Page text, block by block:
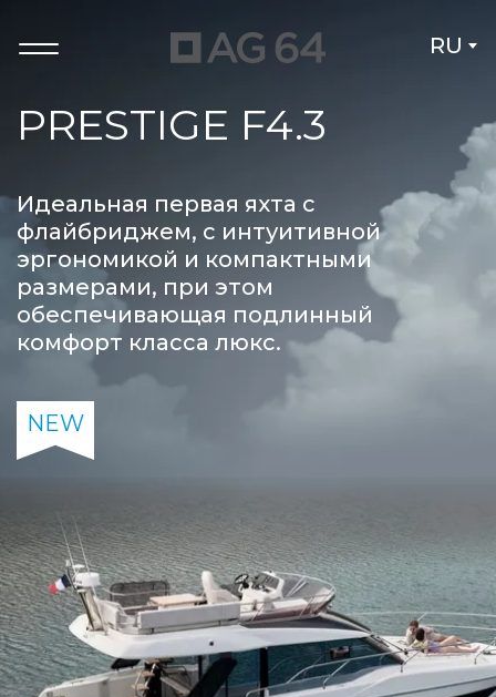
RU
PRESTIGE F4.3
Идеальная первая яхта с
флайбриджем, с интуитивной
эргономикой и компактными
размерами, при этом
обеспечивающая подлинный
комфорт класса люкс.
NEW